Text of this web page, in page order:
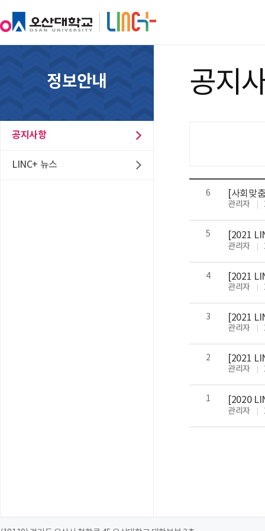
정보안내
공지사항
LINC+ 뉴스
공지
6 [사회맞
관리자
:
5 [2021
관리자
:
4 [2021
관리자
:
3 [2021
관리자
:
2 [2021
관리자
:
1 [2020
관리자